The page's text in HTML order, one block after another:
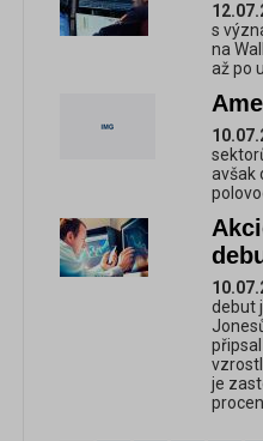
s
na
až po
avšak
debut
je